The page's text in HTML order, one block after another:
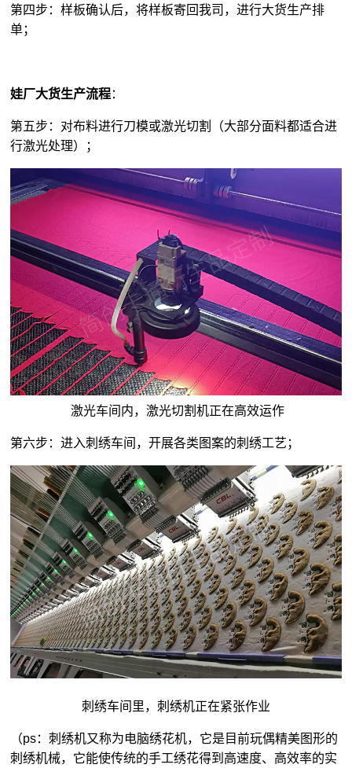
第四步：样板确认后，将样板寄回我司，进行大货生产排
单；
娃厂大货生产流程：
第五步：对布料进行刀模或激光切割（大部分面料都适合进
行激光处理）；
激光车间内，激光切割机正在高效运作
第六步：进入刺绣车间，开展各类图案的刺绣工艺；
刺绣车间里，刺绣机正在紧张作业
（ps：刺绣机又称为电脑绣花机，它是目前玩偶精美图形的
刺绣机械，它能使传统的手工绣花得到高速度、高效率的实